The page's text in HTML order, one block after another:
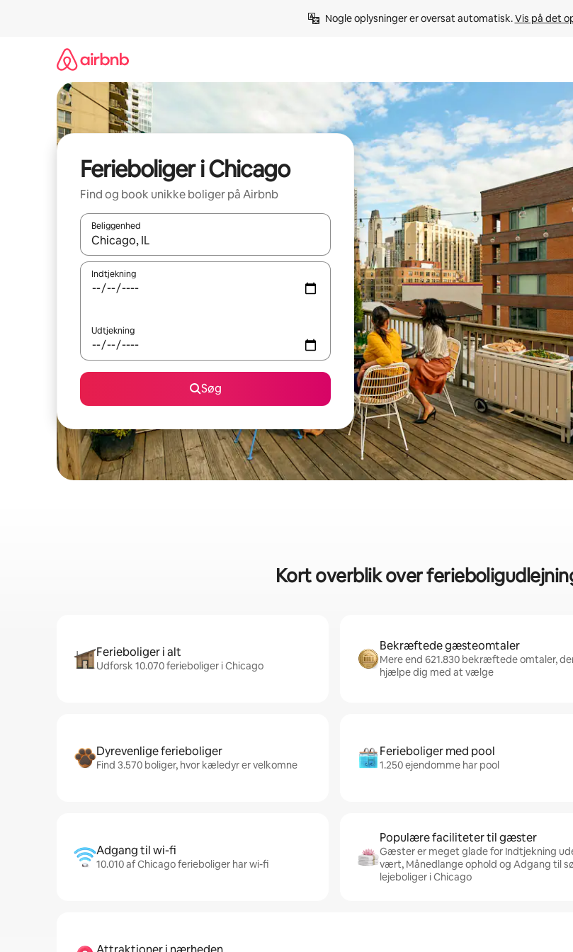
Nogle oplysninger er oversat automatisk. Vis på det
Ferieboliger i Chicago
Find og book unikke boliger på Airbnb
Beliggenhed
Når resultaterne er tilgængelige, skal du navigere med piletasterne op og ned eller se mere ved at trykke
Indtjekning
Udtjekning
Søg
Kort overblik over
Ferieboliger i alt
Udforsk 10.070 ferieboliger i Chicago
Bekræftede gæsteomtaler
Mere end 621.830 bekræftede omtaler,
hjælpe dig med at vælge
Dyrevenlige ferieboliger
Find 3.570 boliger, hvor kæledyr er velkomne
Ferieboliger med pool
1.250 ejendomme har pool
Adgang til wi-fi
10.010 af Chicago ferieboliger har wi-fi
Populære faciliteter til gæster
Gæster er meget glade for Indtjekning
vært, Månedlange ophold og Adgang til
lejeboliger i Chicago